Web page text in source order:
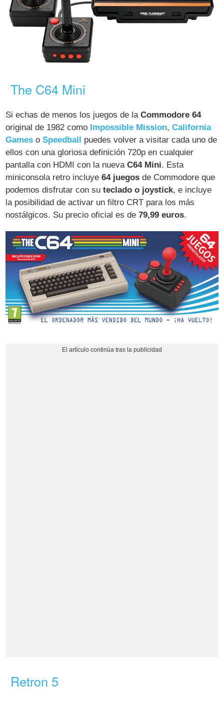
The C64 Mini
Si echas de menos los juegos de laCommodore 64
original de 1982 como Impossible Mission,California
Games oSpeedball puedes volver a visitar cada uno de
ellos con una gloriosa definición 720p en cualquier
pantalla con HDMI con la nuevaC64 Mini. Esta
miniconsola retro incluye64 juegos de Commodore que
podemos disfrutar con suteclado o joystick, e incluye
la posibilidad de activar un filtro CRT para los más
nostálgicos. Su precio oficial es de79,99 euros.
Retron 5